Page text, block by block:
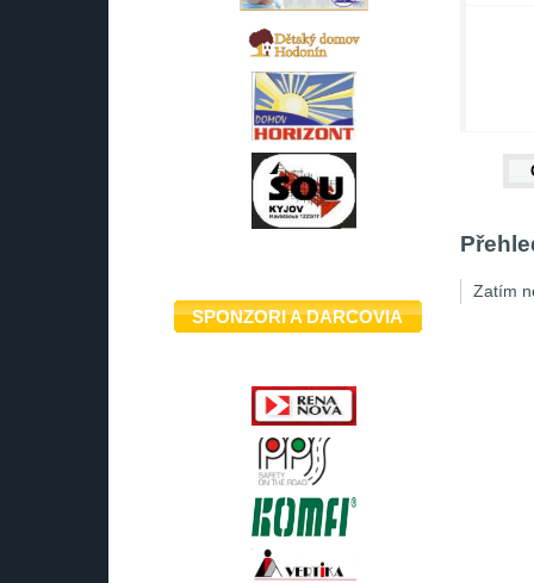
SPONZORI A DARCOVIA
Zatím